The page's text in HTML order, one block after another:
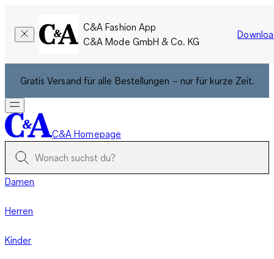
C&A Fashion App
C&A Mode GmbH & Co. KG
Gratis Versand für alle Bestellungen – nur für kurze Zeit.
C&A Homepage
Damen
Herren
Kinder